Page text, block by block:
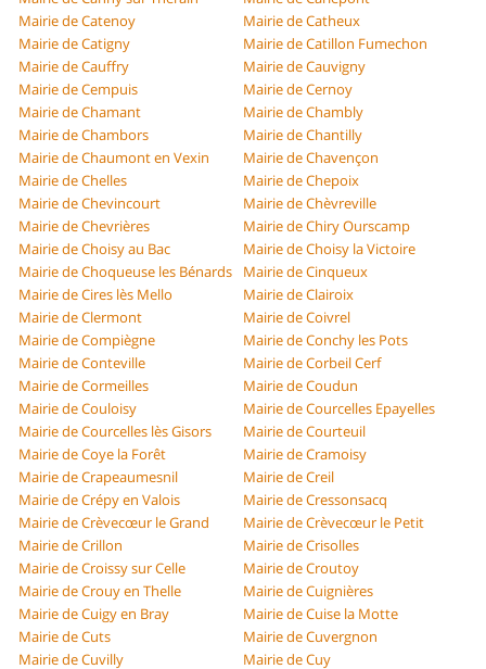
Mairie de Catenoy
Mairie de Catheux
Mairie de Catigny
Mairie de Catillon Fumechon
Mairie de Cauffry
Mairie de Cauvigny
Mairie de Cempuis
Mairie de Cernoy
Mairie de Chamant
Mairie de Chambly
Mairie de Chambors
Mairie de Chantilly
Mairie de Chaumont en Vexin
Mairie de Chavençon
Mairie de Chelles
Mairie de Chepoix
Mairie de Chevincourt
Mairie de Chèvreville
Mairie de Chevrières
Mairie de Chiry Ourscamp
Mairie de Choisy au Bac
Mairie de Choisy la Victoire
Mairie de Choqueuse les Bénards
Mairie de Cinqueux
Mairie de Cires lès Mello
Mairie de Clairoix
Mairie de Clermont
Mairie de Coivrel
Mairie de Compiègne
Mairie de Conchy les Pots
Mairie de Conteville
Mairie de Corbeil Cerf
Mairie de Cormeilles
Mairie de Coudun
Mairie de Couloisy
Mairie de Courcelles Epayelles
Mairie de Courcelles lès Gisors
Mairie de Courteuil
Mairie de Coye la Forêt
Mairie de Cramoisy
Mairie de Crapeaumesnil
Mairie de Creil
Mairie de Crépy en Valois
Mairie de Cressonsacq
Mairie de Crèvecœur le Grand
Mairie de Crèvecœur le Petit
Mairie de Crillon
Mairie de Crisolles
Mairie de Croissy sur Celle
Mairie de Croutoy
Mairie de Crouy en Thelle
Mairie de Cuignières
Mairie de Cuigy en Bray
Mairie de Cuise la Motte
Mairie de Cuts
Mairie de Cuvergnon
Mairie de Cuvilly
Mairie de Cuy